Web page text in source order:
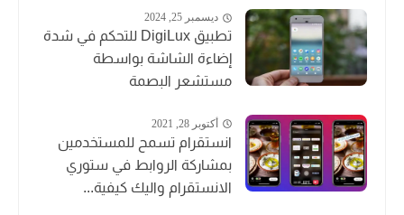
ديسمبر 25, 2024
تطبيق DigiLux للتحكم في شدة
إضاءة الشاشة بواسطة
مستشعر البصمة
أكتوبر 28, 2021
انستقرام تسمح للمستخدمين
بمشاركة الروابط في ستوري
الانستقرام واليك كيفية...